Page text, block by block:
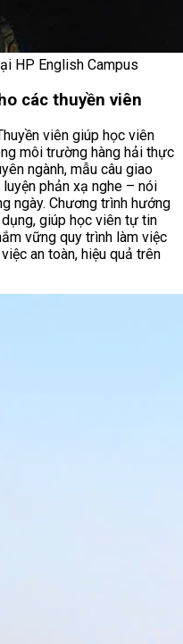
HP English Campus
các thuyền viên
viên giúp học viên
môi trường hàng hải thực
ngành, mẫu câu giao
phản xạ nghe – nói
ngày. Chương trình hướng
giúp học viên tự tin
vững quy trình làm việc
an toàn, hiệu quả trên